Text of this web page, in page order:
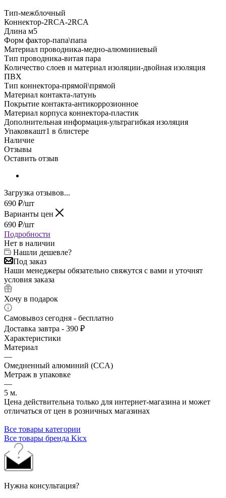
Тип-межблочный
Коннектор-2RCA-2RCA
Длина м5
Форм фактор-папа\папа
Материал проводника-медно-алюминиевый
Тип проводника-витая пара
Количество слоев и материал изоляции-двойная изоляция
ПВХ
Тип коннектора-прямой\прямой
Материал контакта-латунь
Покрытие контакта-антикоррозионное
Материал корпуса коннектора-пластик
Дополнительная информация-ультрагибкая изоляция
Упаковкашт1 в блистере
Наличие
Отзывы
Оставить отзыв
Загрузка отзывов...
690 ₽/шт
Варианты цен
690 ₽/шт
Подробности
Нет в наличии
Нашли дешевле?
Под заказ
Наши менеджеры обязательно свяжутся с вами и уточнят
условия заказа
Хочу в подарок
Самовывоз сегодня - бесплатно
Доставка завтра - 390 ₽
Характеристики
Материал
—
Омедненный алюминий (CCA)
Метраж в упаковке
—
5 м.
Цена действительна только для интернет-магазина и может
отличаться от цен в розничных магазинах
Все товары категории
Все товары бренда Kicx
Нужна консультация?